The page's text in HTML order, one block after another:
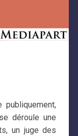
déroule une
un juge des